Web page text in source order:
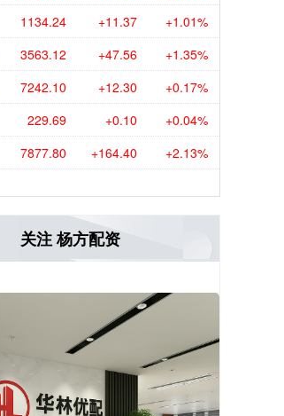
1134.24 +11.37 +1.01%
3563.12 +47.56 +1.35%
7242.10 +12.30 +0.17%
229.69 +0.10 +0.04%
7877.80 +164.40 +2.13%
关注 杨方配资